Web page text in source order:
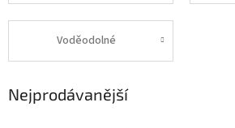
Voděodolné
Nejprodávanější